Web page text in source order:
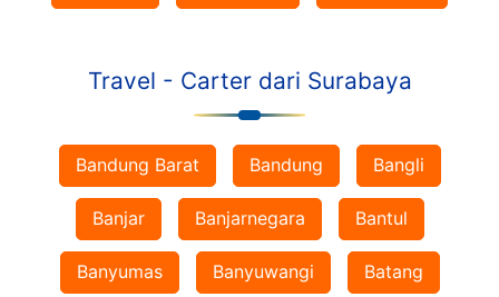
Travel - Carter dari Surabaya
Bandung Barat Bandung Bangli
Banjar Banjarnegara Bantul
Banyumas Banyuwangi Batang